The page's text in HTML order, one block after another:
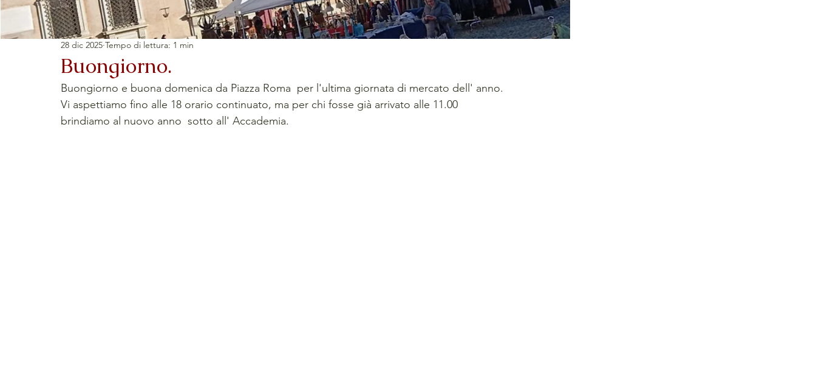
Buongiorno.
28 dic 2025 Tempo di lettura: 1 min
Buongiorno e buona domenica da Piazza Roma  per l'ultima giornata di mercato dell' anno.
Vi aspettiamo fino alle 18 orario continuato, ma per chi fosse già arrivato alle 11.00
brindiamo al nuovo anno  sotto all' Accademia.